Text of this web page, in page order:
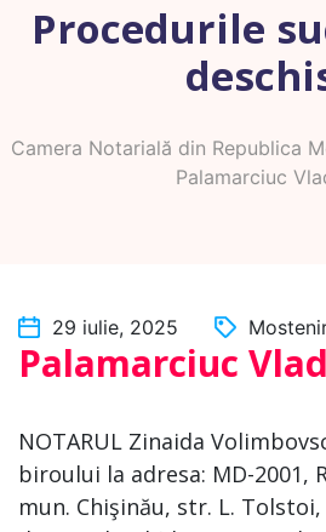
Procedurile
Camera Notarială din Republica
Palamarciuc
29 iulie, 2025
Palamarciuc
NOTARUL Zinaida
biroului la adresa: MD-2001,
mun. Chişinău, str. L.